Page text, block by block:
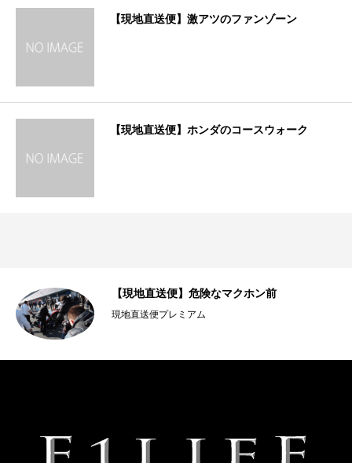
【現地直送便】激アツのファンゾーン
【現地直送便】ホンダのコースウォーク
【現地直送便】危険なマクホン前
現地直送便プレミアム